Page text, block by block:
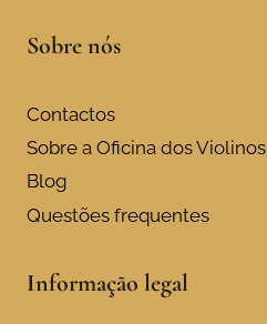
Sobre nós
Contactos
Sobre a Oficina dos Violinos
Blog
Questões frequentes
Informação legal